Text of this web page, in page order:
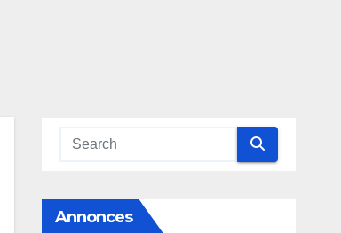
Annonces